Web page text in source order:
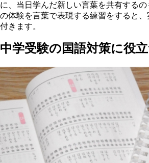
に、当日学んだ新しい言葉を共有する
の体験を言葉で表現する練習をすると
付きます。
中学受験の国語対策に役